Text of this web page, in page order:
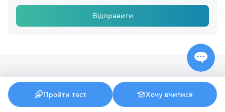
Відправити
Читайте також
Пройти тест Хочу вчитися